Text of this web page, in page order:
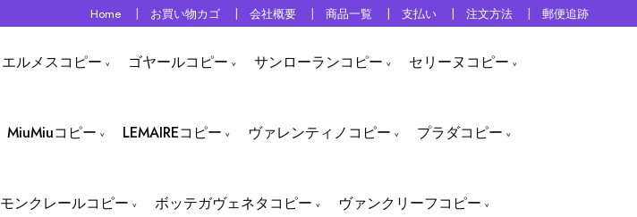
Home お買い物カゴ 会社概要 商品一覧 支払い 注文方法 郵便追跡
エルメスコピー ゴヤールコピー サンローランコピー セリーヌコピー
MiuMiuコピー LEMAIREコピー ヴァレンティノコピー プラダコピー
モンクレールコピー ボッテガヴェネタコピー ヴァンクリーフコピー